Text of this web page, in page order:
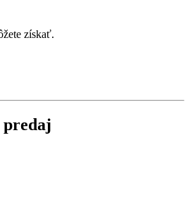
získať.
predaj